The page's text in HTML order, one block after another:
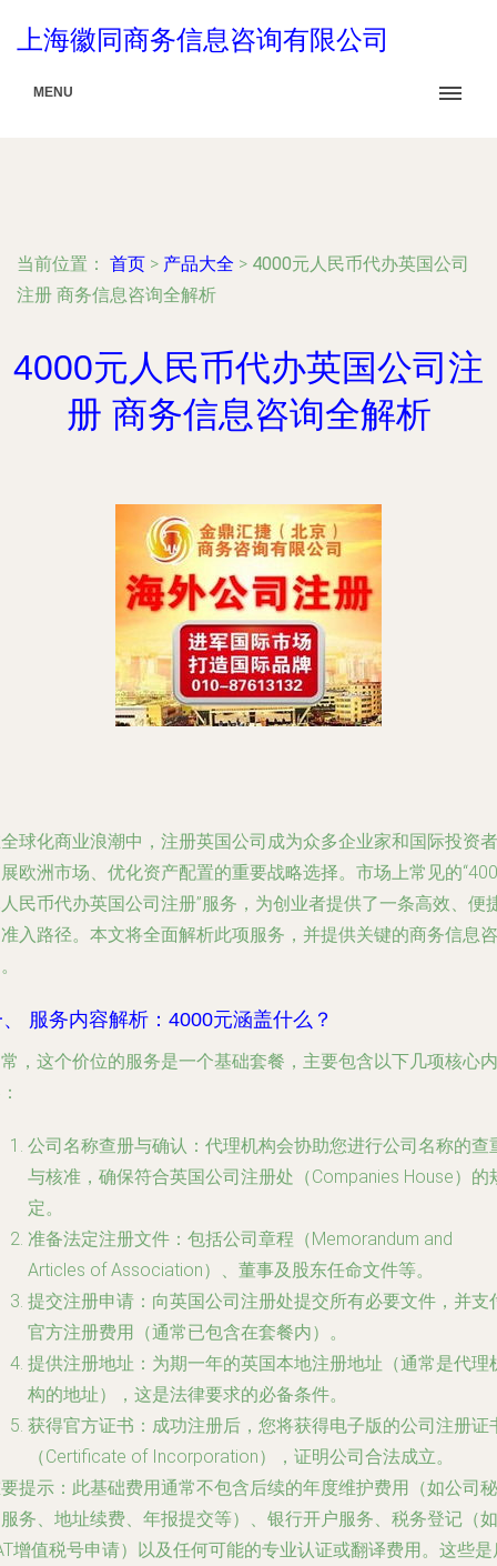
上海徽同商务信息咨询有限公司
MENU
当前位置： 首页 > 产品大全 > 4000元人民币代办英国公司
注册 商务信息咨询全解析
4000元人民币代办英国公司注
册 商务信息咨询全解析
球化商业浪潮中，注册英国公司成为众多企业家和国际投资者
欧洲市场、优化资产配置的重要战略选择。市场上常见的
民币代办英国公司注册”服务，为创业者提供了一条高效、便
入路径。本文将全面解析此项服务，并提供关键的商务信息咨
服务内容解析：4000元涵盖什么？
，这个价位的服务是一个基础套餐，主要包含以下几项核心内
公司名称查册与确认 ：代理机构会协助您进行公司名称的查
与核准，确保符合英国公司注册处（Companies House）的
定。
准备法定注册文件 ：包括公司章程（Memorandum and
Articles of Association）、董事及股东任命文件等。
提交注册申请 ：向英国公司注册处提交所有必要文件，并支
官方注册费用（通常已包含在套餐内）。
提供注册地址 ：为期一年的英国本地注册地址（通常是代理
构的地址），这是法律要求的必备条件。
获得官方证书 ：成功注册后，您将获得电子版的公司注册证
（Certificate of Incorporation），证明公司合法成立。
提示 ：此基础费用通常不包含后续的年度维护费用（如公司秘
务、地址续费、年报提交等）、银行开户服务、税务登记（如
增值税号申请）以及任何可能的专业认证或翻译费用。这些是